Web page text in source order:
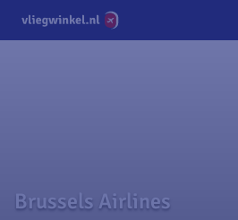
Brussels Airlines